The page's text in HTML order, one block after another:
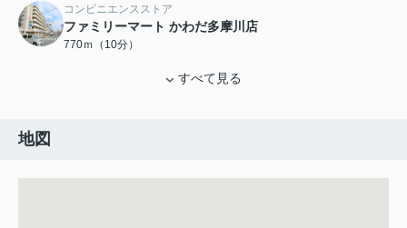
コンビニエンスストア
ファミリーマート かわだ多摩川店
770ｍ（10分）
すべて見る
地図